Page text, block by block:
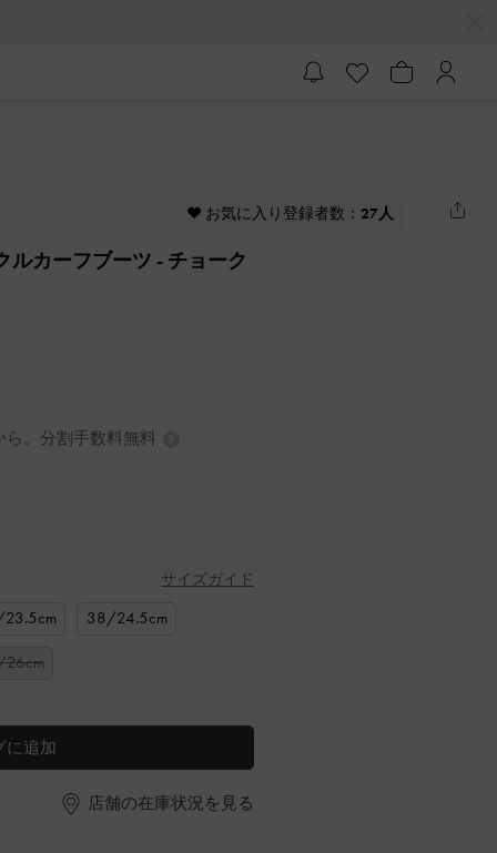
♥ お気に入り登録者数： 27人
ルカーフブーツ - チョーク
。分割手数料無料
サイズガイド
38/24.5cm
に追加
店舗の在庫状況を見る